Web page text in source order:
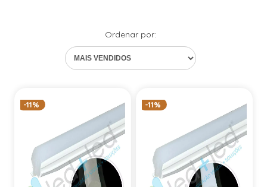
Ordenar por:
-11% -11%